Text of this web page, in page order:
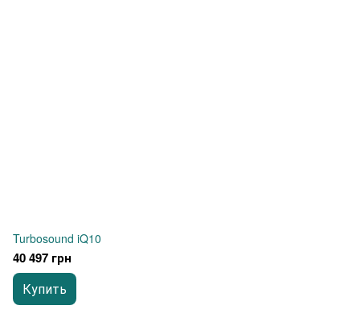
Turbosound iQ10
40 497 грн
Купить